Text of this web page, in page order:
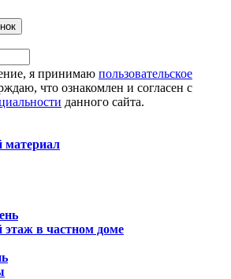
я принимаю пользовательское
что ознакомлен и согласен с
данного сайта.
материал
в частном доме